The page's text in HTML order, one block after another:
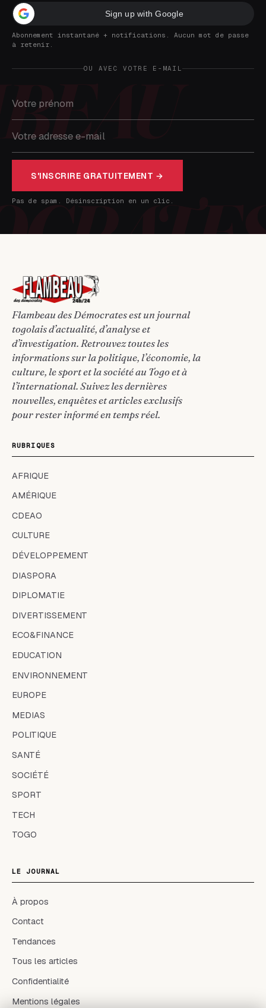
Sign up with Google
Abonnement instantané + notifications. Aucun mot de passe
à retenir.
OU AVEC VOTRE E-MAIL
S'INSCRIRE GRATUITEMENT →
Pas de spam. Désinscription en un clic.
Flambeau des Démocrates est un journal
togolais d’actualité, d’analyse et
d’investigation. Retrouvez toutes les
informations sur la politique, l’économie, la
culture, le sport et la société au Togo et à
l’international. Suivez les dernières
nouvelles, enquêtes et articles exclusifs
pour rester informé en temps réel.
RUBRIQUES
AFRIQUE
AMÉRIQUE
CDEAO
CULTURE
DÉVELOPPEMENT
DIASPORA
DIPLOMATIE
DIVERTISSEMENT
ECO&FINANCE
EDUCATION
ENVIRONNEMENT
EUROPE
MEDIAS
POLITIQUE
SANTÉ
SOCIÉTÉ
SPORT
TECH
TOGO
LE JOURNAL
À propos
Contact
Tendances
Tous les articles
Confidentialité
Mentions légales